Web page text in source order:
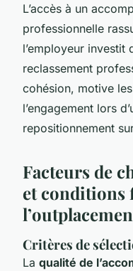
L’accès à un
professionnelle
l’employeur investit
reclassement
cohésion, motive
l’engagement lors
repositionnement
Facteurs de
et conditions
Critères de
La qualité de